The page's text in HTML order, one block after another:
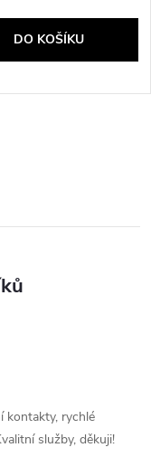
DO KOŠÍKU
kontakty, rychlé
služby, děkuji!